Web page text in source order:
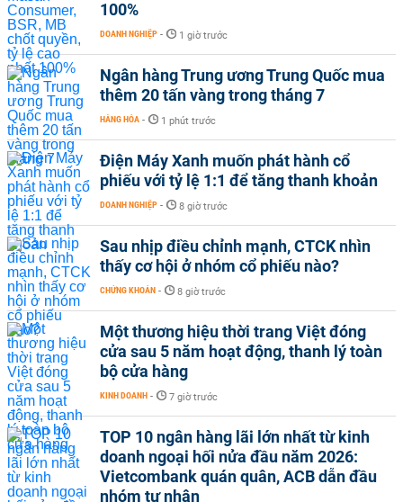
100%
DOANH NGHIỆP - 1 giờ trước
Ngân hàng Trung ương Trung Quốc mua
thêm 20 tấn vàng trong tháng 7
HÀNG HÓA - 1 phút trước
Điện Máy Xanh muốn phát hành cổ
phiếu với tỷ lệ 1:1 để tăng thanh khoản
DOANH NGHIỆP - 8 giờ trước
Sau nhịp điều chỉnh mạnh, CTCK nhìn
thấy cơ hội ở nhóm cổ phiếu nào?
CHỨNG KHOÁN - 8 giờ trước
Một thương hiệu thời trang Việt đóng
cửa sau 5 năm hoạt động, thanh lý toàn
bộ cửa hàng
KINH DOANH - 7 giờ trước
TOP 10 ngân hàng lãi lớn nhất từ kinh
doanh ngoại hối nửa đầu năm 2026:
Vietcombank quán quân, ACB dẫn đầu
nhóm tư nhân